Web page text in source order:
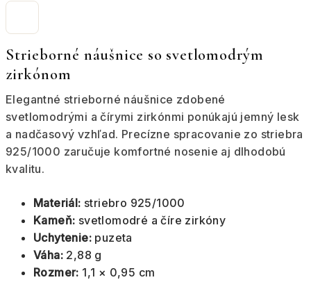
Strieborné náušnice so svetlomodrým
zirkónom
Elegantné strieborné náušnice zdobené
svetlomodrými a čírymi zirkónmi ponúkajú jemný lesk
a nadčasový vzhľad. Precízne spracovanie zo striebra
925/1000 zaručuje komfortné nosenie aj dlhodobú
kvalitu.
Materiál: striebro 925/1000
Kameň: svetlomodré a číre zirkóny
Uchytenie: puzeta
Váha: 2,88 g
Rozmer: 1,1 × 0,95 cm